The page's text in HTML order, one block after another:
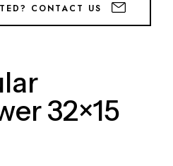
CONTACT US
32×15